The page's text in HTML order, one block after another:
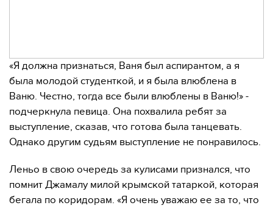
«Я должна признаться, Ваня был аспирантом, а я
была молодой студенткой, и я была влюблена в
Ваню. Честно, тогда все были влюблены в Ваню!» -
подчеркнула певица. Она похвалила ребят за
выступление, сказав, что готова была танцевать.
Однако другим судьям выступление не понравилось.
Леньо в свою очередь за кулисами признался, что
помнит Джамалу милой крымской татаркой, которая
бегала по коридорам. «Я очень уважаю ее за то, что